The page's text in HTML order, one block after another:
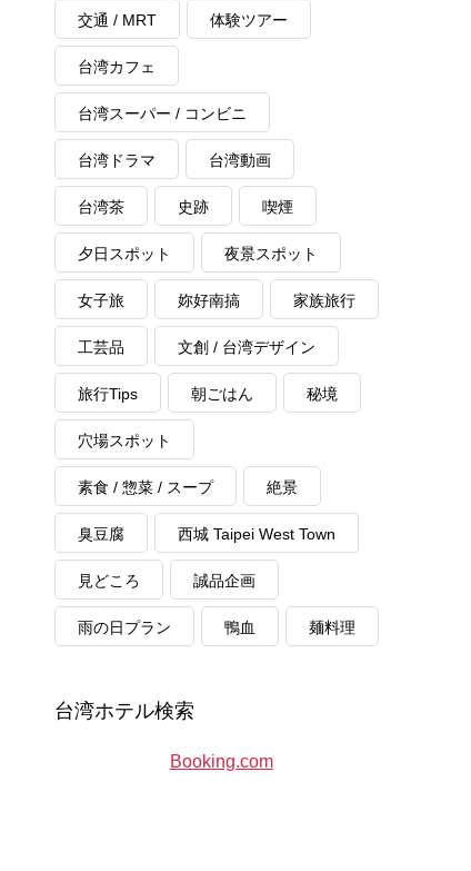
交通 / MRT 体験ツアー
台湾カフェ
台湾スーパー / コンビニ
台湾ドラマ 台湾動画
台湾茶 史跡 喫煙
夕日スポット 夜景スポット
女子旅 妳好南搞 家族旅行
工芸品 文創 / 台湾デザイン
旅行Tips 朝ごはん 秘境
穴場スポット
素食 / 惣菜 / スープ 絶景
臭豆腐 西城 Taipei West Town
見どころ 誠品企画
雨の日プラン 鴨血 麺料理
台湾ホテル検索
Booking.com